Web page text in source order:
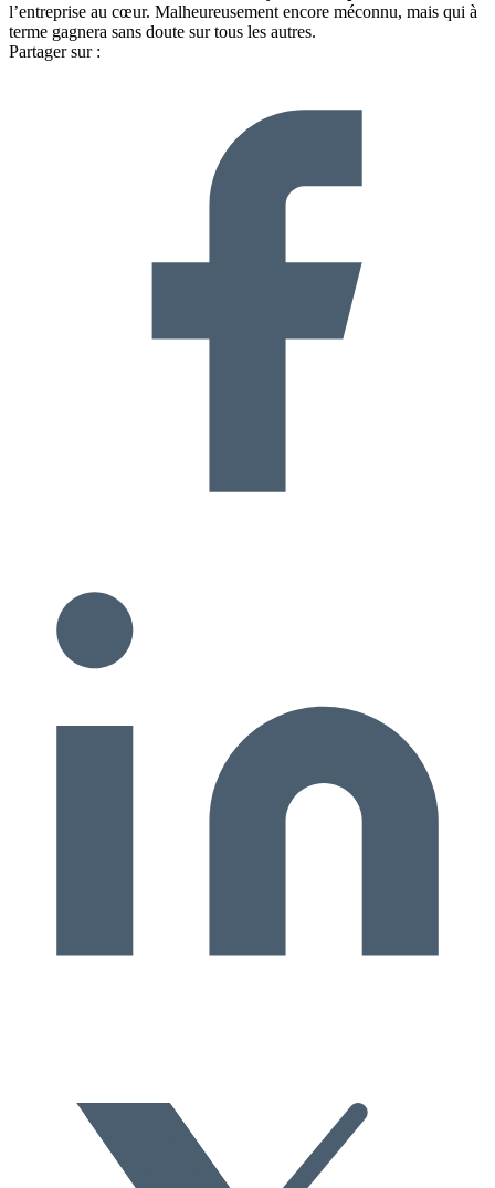
l’entreprise au cœur. Malheureusement encore méconnu, mais qui à
terme gagnera sans doute sur tous les autres.
Partager sur :